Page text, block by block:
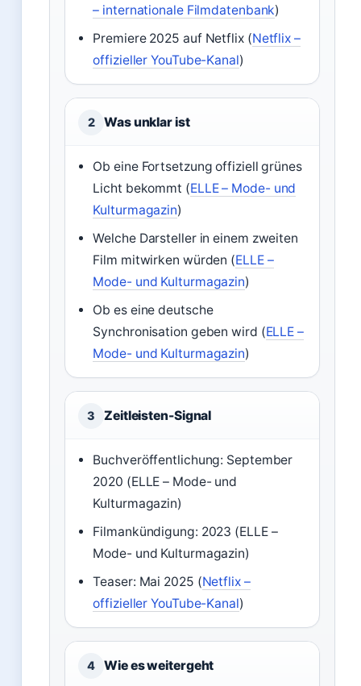
– internationale Filmdatenbank)
Premiere 2025 auf Netflix (Netflix –
offizieller YouTube-Kanal)
2 Was unklar ist
Ob eine Fortsetzung offiziell grünes
Licht bekommt (ELLE – Mode- und
Kulturmagazin)
Welche Darsteller in einem zweiten
Film mitwirken würden (ELLE –
Mode- und Kulturmagazin)
Ob es eine deutsche
Synchronisation geben wird (ELLE –
Mode- und Kulturmagazin)
3 Zeitleisten-Signal
Buchveröffentlichung: September
2020 (ELLE – Mode- und
Kulturmagazin)
Filmankündigung: 2023 (ELLE –
Mode- und Kulturmagazin)
Teaser: Mai 2025 (Netflix –
offizieller YouTube-Kanal)
4 Wie es weitergeht